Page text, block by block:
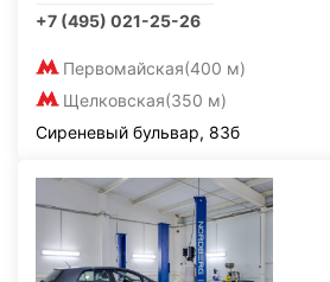
+7 (495) 021-25-26
Первомайская(400 м)
Щелковская(350 м)
Сиреневый бульвар, 83б